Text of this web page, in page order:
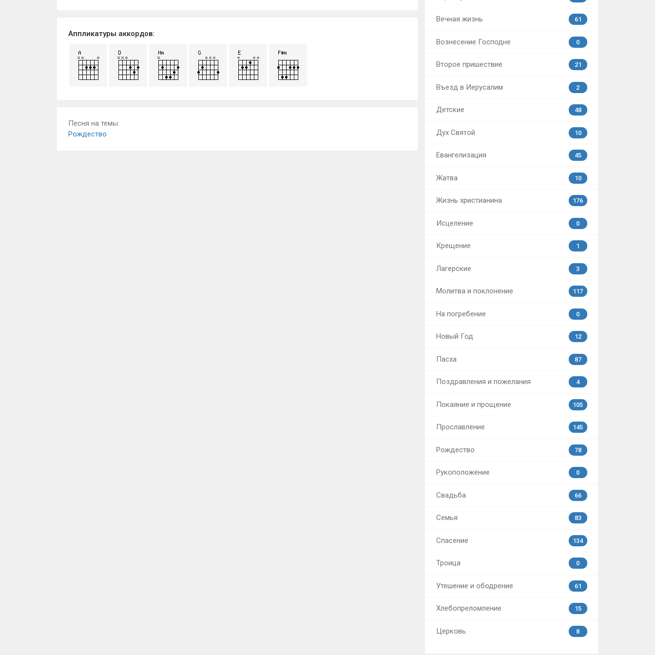
Аппликатуры аккордов:
Песня на темы:
Рождество
Вечная жизнь 61
Вознесение Господне 0
Второе пришествие 21
Въезд в Иерусалим 2
Детские 48
Дух Святой 10
Евангелизация 45
Жатва 10
Жизнь христианина 176
Исцеление 0
Крещение 1
Лагерские 3
Молитва и поклонение 117
На погребение 0
Новый Год 12
Пасха 87
Поздравления и пожелания 4
Покаяние и прощение 105
Прославление 145
Рождество 78
Рукоположение 0
Свадьба 66
Семья 83
Спасение 134
Троица 0
Утешение и ободрение 61
Хлебопреломление 15
Церковь 8